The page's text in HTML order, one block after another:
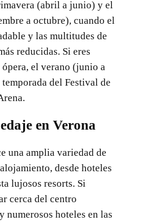
(abril a junio) y el
a octubre), cuando el
y las multitudes de
reducidas. Si eres
ópera, el verano (junio a
del Festival de
en Verona
una amplia variedad de
desde hoteles
lujosos resorts. Si
cerca del centro
numerosos hoteles en las